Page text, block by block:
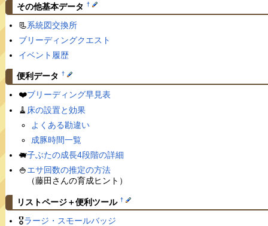
その他基本データ †
📃系統図交換所
ブリーディングクエスト
イベント履歴
便利データ †
❤️ブリーディング早見表
🧹 床の設置と効果
よくある勘違い
成豚時間一覧
🐖子ぶたの成長4段階の詳細
🍚エサ回数の推定の方法
（藤田さんの育成ヒント）
リストページ＋便利ツール †
🎖ラージ・スモールバッジ